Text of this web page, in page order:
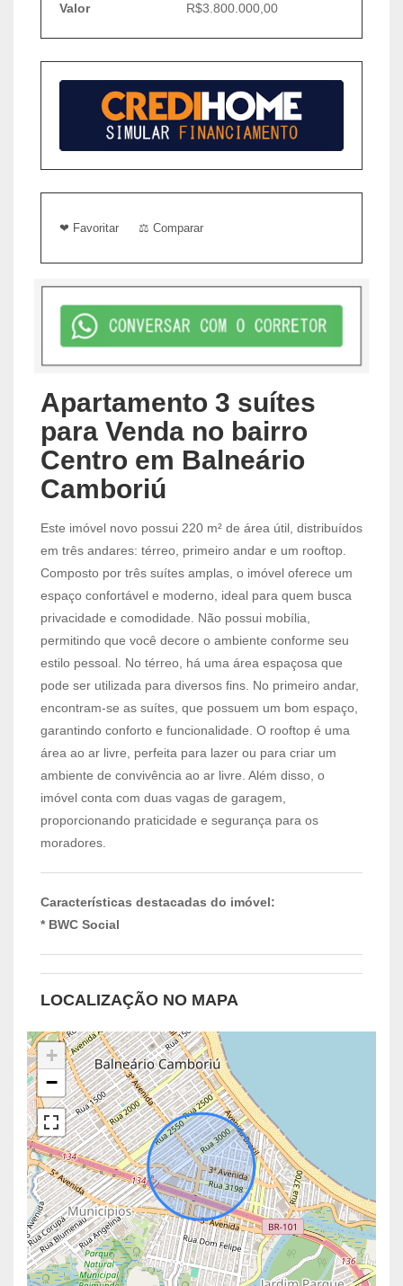
Valor
R$3.800.000,00
❤ Favoritar ⚖ Comparar
Apartamento 3 suítes
para Venda no bairro
Centro em Balneário
Camboriú
Este imóvel novo possui 220 m² de área útil, distribuídos
em três andares: térreo, primeiro andar e um rooftop.
Composto por três suítes amplas, o imóvel oferece um
espaço confortável e moderno, ideal para quem busca
privacidade e comodidade. Não possui mobília,
permitindo que você decore o ambiente conforme seu
estilo pessoal. No térreo, há uma área espaçosa que
pode ser utilizada para diversos fins. No primeiro andar,
encontram-se as suítes, que possuem um bom espaço,
garantindo conforto e funcionalidade. O rooftop é uma
área ao ar livre, perfeita para lazer ou para criar um
ambiente de convivência ao ar livre. Além disso, o
imóvel conta com duas vagas de garagem,
proporcionando praticidade e segurança para os
moradores.
Características destacadas do imóvel:
* BWC Social
LOCALIZAÇÃO NO MAPA
+
−